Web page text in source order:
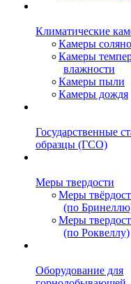
Климатические
Камеры
Камеры
влажности
Камеры пыли
Камеры дождя
Государственные
образцы (ГСО)
Меры твердости
Меры
(по
Меры
(по Роквеллу)
Оборудование для